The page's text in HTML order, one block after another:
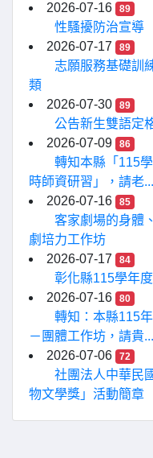
2026-07-16
89
性騷擾防治宣導
2026-07-17
89
志願服務基礎訓
類
2026-07-30
89
公告新生雙語定
2026-07-09
86
轉知本縣「115
時師資研習」，請老...
2026-07-16
85
客家劇場的身體
劇培力工作坊
2026-07-17
84
彰化縣115學年
2026-07-16
80
轉知：本縣115
－團體工作坊，請貴...
2026-07-06
72
社團法人中華民
物文學獎」活動簡章